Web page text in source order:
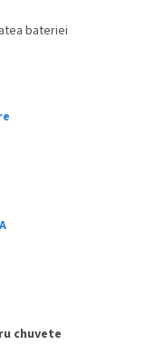
bateriei
chuvete